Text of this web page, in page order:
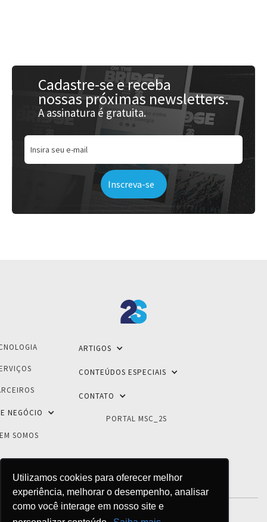
Utilizamos cookies para oferecer melhor
experiência, melhorar o desempenho, analisar
como você interage em nosso site e
Cadastre-se e receba
nossas próximas newsletters.
A assinatura é gratuita.
NEGÓCIO
SOMOS
ARTIGOS
CONTEÚDOS ESPECIAIS
CONTATO
PORTAL MSC_2S